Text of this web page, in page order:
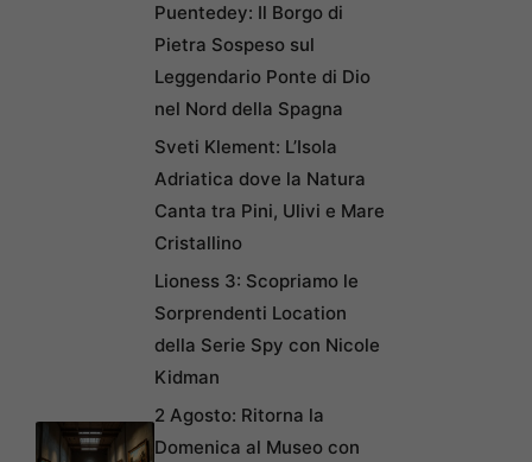
Puentedey: Il Borgo di
Pietra Sospeso sul
Leggendario Ponte di Dio
nel Nord della Spagna
Sveti Klement: L’Isola
Adriatica dove la Natura
Canta tra Pini, Ulivi e Mare
Cristallino
Lioness 3: Scopriamo le
Sorprendenti Location
della Serie Spy con Nicole
Kidman
2 Agosto: Ritorna la
Domenica al Museo con